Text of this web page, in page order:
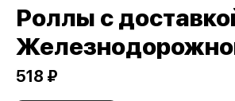
Роллы с
518 ₽